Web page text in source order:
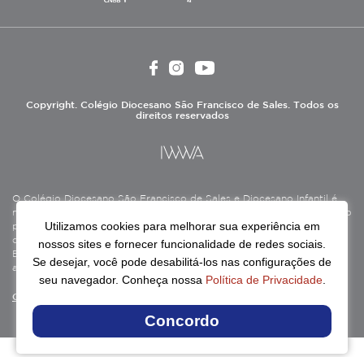
Copyright. Colégio Diocesano São Francisco de Sales. Todos os
direitos reservados
O Colégio Diocesano São Francisco de Sales e Diocesano Infantil é
mantido pela Associação Antônio Vieira (ASAV), instituição de direito
privado sem fins lucrativos, filantrópica, de natureza educativa,
cultural, assistencial e beneficente, certificada como Entidade
Beneficente de Assistência Social (CEBAS), nas áreas de educação e
assistência social.
Continue lendo
Utilizamos cookies para melhorar sua experiência em
nossos sites e fornecer funcionalidade de redes sociais.
Se desejar, você pode desabilitá-los nas configurações de
seu navegador. Conheça nossa Política de Privacidade.
Concordo